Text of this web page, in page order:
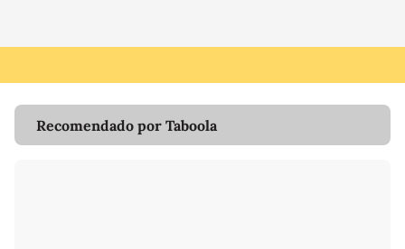
Recomendado por Taboola